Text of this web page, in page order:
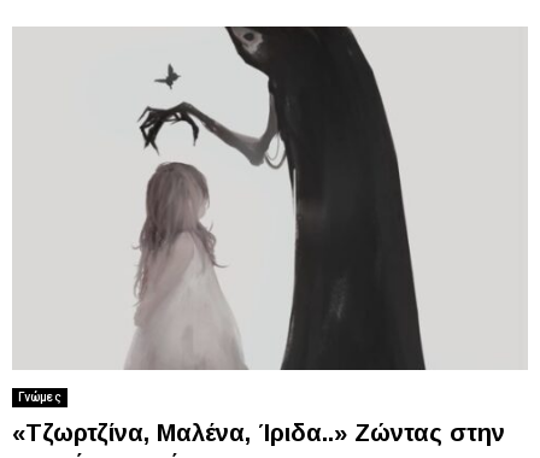
Γνώμες
«Τζωρτζίνα, Μαλένα, Ίριδα..» Ζώντας στην